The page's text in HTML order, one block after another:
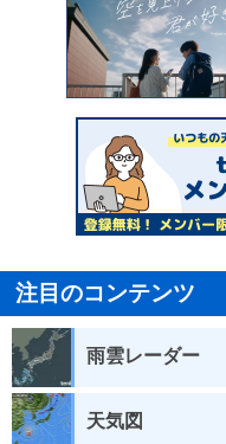
注目のコンテンツ
雨雲レーダー
天気図